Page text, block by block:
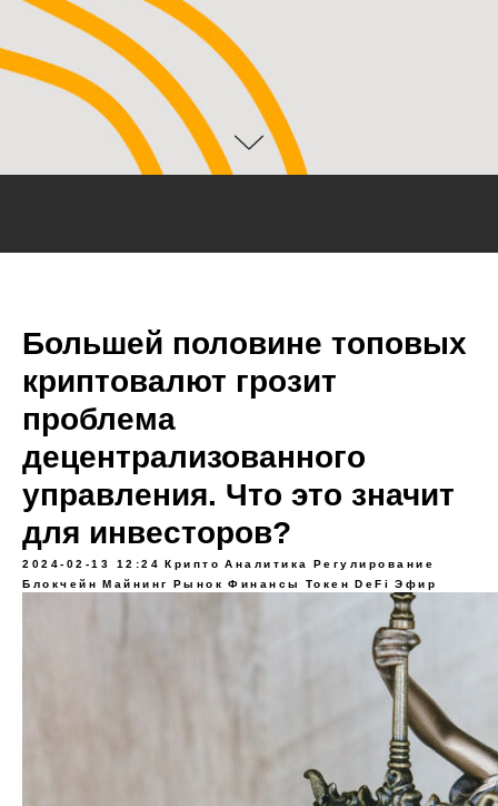
Большей половине топовых
криптовалют грозит
проблема
децентрализованного
управления. Что это значит
для инвесторов?
2024-02-13 12:24 Крипто Аналитика
Регулирование
Блокчейн Майнинг Рынок Финансы Токен DeFi Эфир